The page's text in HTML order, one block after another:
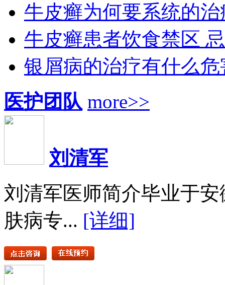
牛皮癣为何要系统的治
牛皮癣患者饮食禁区
银屑病的治疗有什么危
医护团队 more>>
刘清军
刘清军医师简介毕业于
肤病专... [详细]